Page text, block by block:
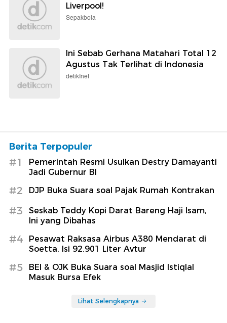
Liverpool!
Sepakbola
Ini Sebab Gerhana Matahari Total 12
Agustus Tak Terlihat di Indonesia
detikInet
Berita Terpopuler
#1
Pemerintah Resmi Usulkan Destry Damayanti
Jadi Gubernur BI
#2 DJP Buka Suara soal Pajak Rumah Kontrakan
#3
Seskab Teddy Kopi Darat Bareng Haji Isam,
Ini yang Dibahas
#4
Pesawat Raksasa Airbus A380 Mendarat di
Soetta, Isi 92.901 Liter Avtur
#5
BEI & OJK Buka Suara soal Masjid Istiqlal
Masuk Bursa Efek
Lihat Selengkapnya